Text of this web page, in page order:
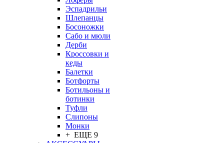
Эспадрильи
Шлепанцы
Босоножки
Сабо и мюли
Дерби
Кроссовки и
кеды
Балетки
Ботфорты
Ботильоны и
ботинки
Туфли
Слипоны
Монки
+ ЕЩЕ 9